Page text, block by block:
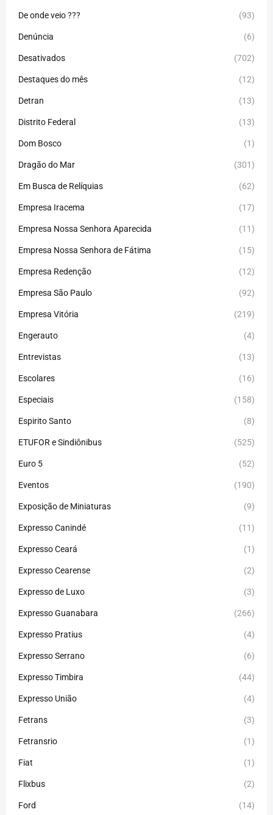
De onde veio ??? (93)
Denúncia (6)
Desativados (702)
Destaques do mês (12)
Detran (13)
Distrito Federal (13)
Dom Bosco (1)
Dragão do Mar (301)
Em Busca de Relíquias (62)
Empresa Iracema (17)
Empresa Nossa Senhora Aparecida (11)
Empresa Nossa Senhora de Fátima (15)
Empresa Redenção (12)
Empresa São Paulo (92)
Empresa Vitória (219)
Engerauto (4)
Entrevistas (13)
Escolares (16)
Especiais (158)
Espirito Santo (8)
ETUFOR e Sindiônibus (525)
Euro 5 (52)
Eventos (190)
Exposição de Miniaturas (9)
Expresso Canindé (11)
Expresso Ceará (1)
Expresso Cearense (2)
Expresso de Luxo (3)
Expresso Guanabara (266)
Expresso Pratius (4)
Expresso Serrano (6)
Expresso Timbira (44)
Expresso União (4)
Fetrans (3)
Fetransrio (1)
Fiat (1)
Flixbus (2)
Ford (14)